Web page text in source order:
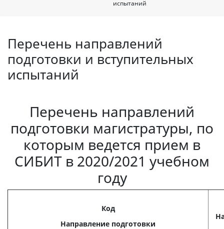
испытаний
Перечень направлений
подготовки и вступительных
испытаний
Перечень направлений
подготовки магистратуры, по
которым ведется прием в
СИБИТ в 2020/2021 учебном
году
Код
Направление подготовки